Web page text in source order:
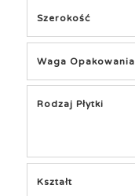
Szerokość
Waga Opakowania
Rodzaj Płytki
Kształt